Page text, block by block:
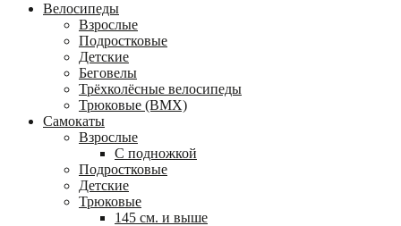
Велосипеды
Взрослые
Подростковые
Детские
Беговелы
Трёхколёсные велосипеды
Трюковые (BMX)
Самокаты
Взрослые
С подножкой
Подростковые
Детские
Трюковые
145 см. и выше